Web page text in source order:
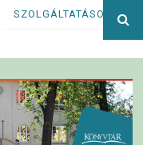
SZOLGÁLTATÁSOK